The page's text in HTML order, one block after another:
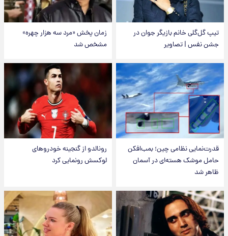
تیپ گل‌گلی خانم بازیگر جوان در
جشن نفس | تصاویر
زمان پخش «مرد سه هزار چهره»
مشخص شد
قدرت‌نمایی نظامی چین؛ بمب‌افکن
حامل موشک هسته‌ای در آسمان
ظاهر شد
رونالدو از گنجینه خودروهای
لوکسش رونمایی کرد